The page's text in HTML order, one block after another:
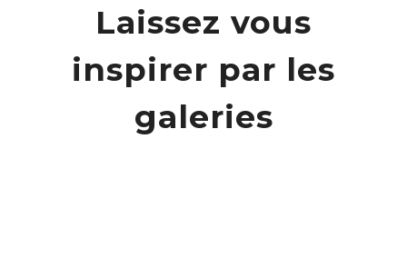
Laissez vous
inspirer par les
galeries